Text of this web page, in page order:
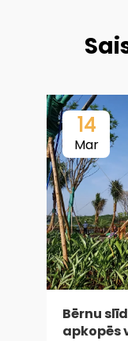
14
Mar
Bērnu
apkopēs